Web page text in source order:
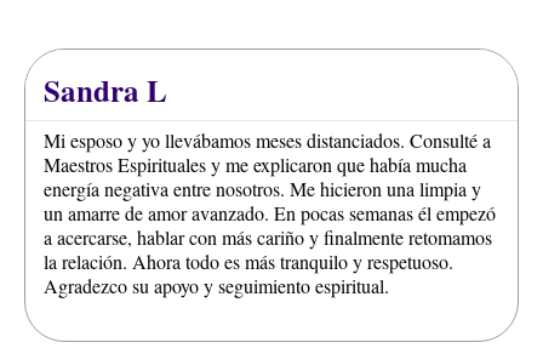
Sandra L
Mi esposo y yo llevábamos meses distanciados. Consulté a
Maestros Espirituales y me explicaron que había mucha
energía negativa entre nosotros. Me hicieron una limpia y
un amarre de amor avanzado. En pocas semanas él empezó
a acercarse, hablar con más cariño y finalmente retomamos
la relación. Ahora todo es más tranquilo y respetuoso.
Agradezco su apoyo y seguimiento espiritual.